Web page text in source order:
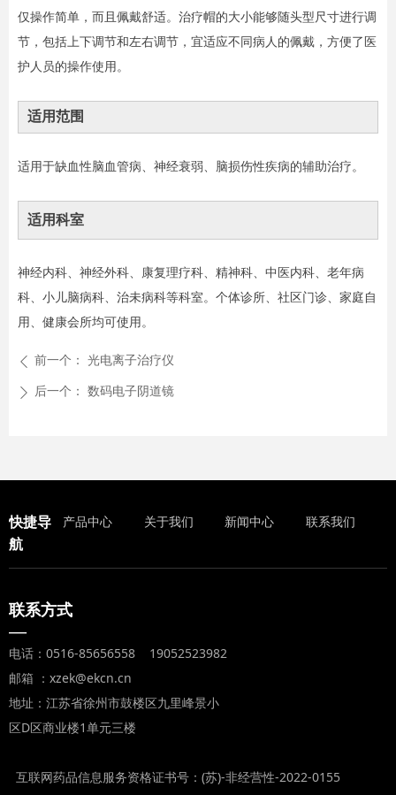
仅操作简单，而且佩戴舒适。治疗帽的大小能够随头型尺寸进行调
节，包括上下调节和左右调节，宜适应不同病人的佩戴，方便了医
护人员的操作使用。
适用范围
适用于缺血性脑血管病、神经衰弱、脑损伤性疾病的辅助治疗。
适用科室
神经内科、神经外科、康复理疗科、精神科、中医内科、老年病
科、小儿脑病科、治未病科等科室。个体诊所、社区门诊、家庭自
用、健康会所均可使用。
ꄴ 前一个： 光电离子治疗仪
ꄲ 后一个： 数码电子阴道镜
快捷导
航
产品中心 关于我们 新闻中心 联系我们
联系方式
—
电话：0516-85656558 19052523982
邮箱 ：xzek@ekcn.cn
地址：江苏省徐州市鼓楼区九里峰景小
区D区商业楼1单元三楼
互联网药品信息服务资格证书号：(苏)-非经营性-2022-0155